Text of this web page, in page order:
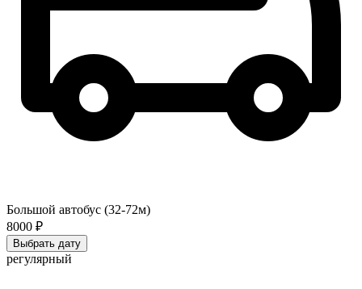
Большой автобус (32-72м)
8000 ₽
Выбрать дату
регулярный